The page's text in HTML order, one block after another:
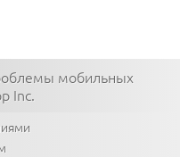
мобильных
Inc.